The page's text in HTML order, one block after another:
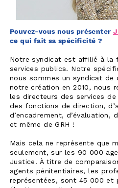
Pouvez-vous nous présenter
ce qui fait sa spécificité ?
Notre syndicat est affilié à la
services publics. Notre
nous sommes un syndicat de
notre création en 2010, nous
les directeurs des services
des fonctions de direction,
d’encadrement,
et même de GRH !
Mais cela ne représente que
seulement, sur les 90 000
Justice. À titre de
agents pénitentiaires, les
représentées, sont 45 000 et